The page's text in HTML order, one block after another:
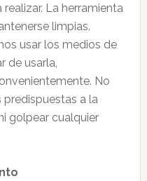
La herramienta
limpias.
usar los medios de
de usarla,
No
predispuestas a la
golpear cualquier